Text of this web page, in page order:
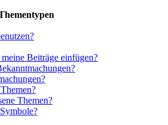
Beiträge einfügen?
Themen?